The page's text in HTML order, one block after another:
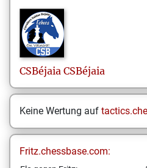
CSBéjaia CSBéjaia
Keine Wertung auf
Fritz.chessbase.com: